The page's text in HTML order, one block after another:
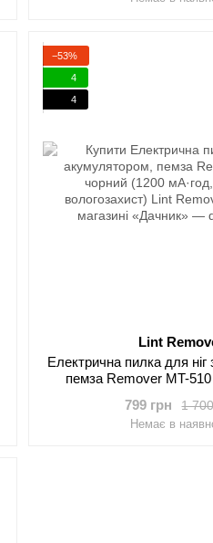
−53%
4
4
Lint
Електрична пилка для
пемза Remover MT-
1
799 грн
Немає в